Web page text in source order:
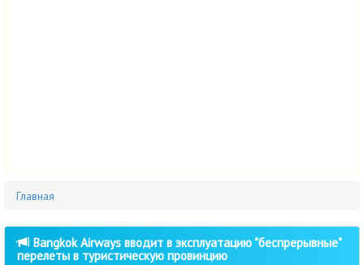
Главная
Bangkok Airways вводит в эксплуатацию "беспрерывные"
перелеты в туристическую провинцию